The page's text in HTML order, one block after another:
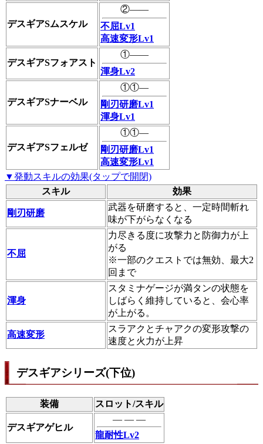
デスギアSムスケル
②――
不屈Lv1
高速変形Lv1
デスギアSフォアスト
①――
渾身Lv2
デスギアSナーベル
①①―
剛刃研磨Lv1
渾身Lv1
デスギアSフェルゼ
①①―
剛刃研磨Lv1
高速変形Lv1
▼発動スキルの効果(タップで開閉)
スキル
効果
剛刃研磨
武器を研磨すると、一定時間斬れ
味が下がらなくなる
不屈
力尽きる度に攻撃力と防御力が上
がる
※一部のクエストでは無効、最大2
回まで
渾身
スタミナゲージが満タンの状態を
しばらく維持していると、会心率
が上がる。
高速変形
スラアクとチャアクの変形攻撃の
速度と火力が上昇
デスギアシリーズ(下位)
装備 スロット/スキル
デスギアゲヒル
― ― ―
龍耐性Lv2